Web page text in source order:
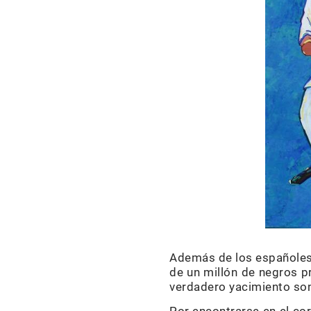
Además de los
de un millón de negros
verdadero yacimiento